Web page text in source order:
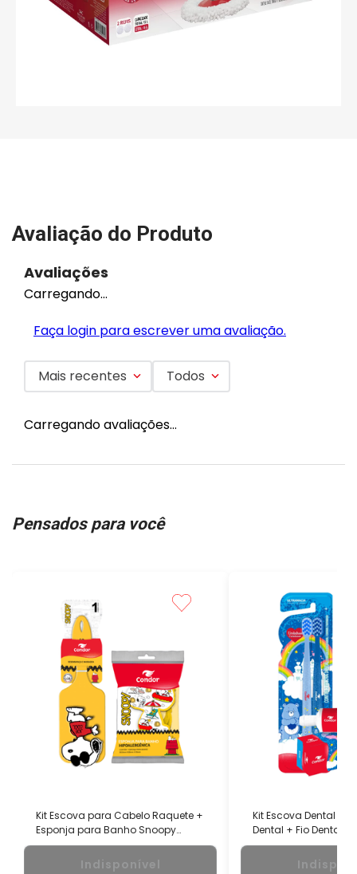
Avaliação do Produto
Avaliações
Carregando…
Faça login para escrever uma avaliação.
Mais recentes Todos
Carregando avaliações…
Pensados para você
Kit Escova para Cabelo Raquete +
Esponja para Banho Snoopy
Condor
Indisponível
Kit Escova Dental
Dental + Fio Dental
Carinhosos Condor